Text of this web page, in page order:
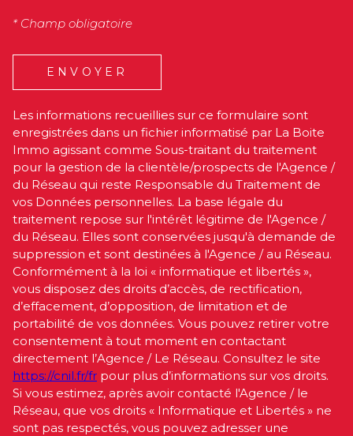
* Champ obligatoire
ENVOYER
Les informations recueillies sur ce formulaire sont
enregistrées dans un fichier informatisé par La Boite
Immo agissant comme Sous-traitant du traitement
pour la gestion de la clientèle/prospects de l'Agence /
du Réseau qui reste Responsable du Traitement de
vos Données personnelles. La base légale du
traitement repose sur l'intérêt légitime de l'Agence /
du Réseau. Elles sont conservées jusqu'à demande de
suppression et sont destinées à l'Agence / au Réseau.
Conformément à la loi « informatique et libertés »,
vous disposez des droits d’accès, de rectification,
d’effacement, d’opposition, de limitation et de
portabilité de vos données. Vous pouvez retirer votre
consentement à tout moment en contactant
directement l’Agence / Le Réseau. Consultez le site
https://cnil.fr/fr pour plus d’informations sur vos droits.
Si vous estimez, après avoir contacté l'Agence / le
Réseau, que vos droits « Informatique et Libertés » ne
sont pas respectés, vous pouvez adresser une